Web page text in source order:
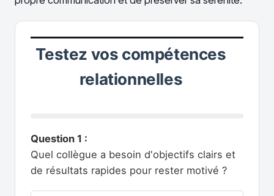
Testez vos compétences
relationnelles
Question 1 :
Quel collègue a besoin d'objectifs clairs et
de résultats rapides pour rester motivé ?